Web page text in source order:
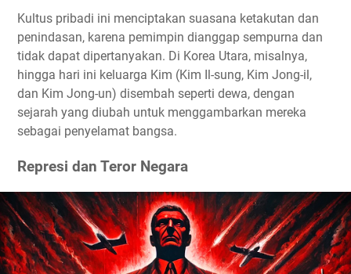
Kultus pribadi ini menciptakan suasana ketakutan dan
penindasan, karena pemimpin dianggap sempurna dan
tidak dapat dipertanyakan. Di Korea Utara, misalnya,
hingga hari ini keluarga Kim (Kim Il-sung, Kim Jong-il,
dan Kim Jong-un) disembah seperti dewa, dengan
sejarah yang diubah untuk menggambarkan mereka
sebagai penyelamat bangsa.
Represi dan Teror Negara